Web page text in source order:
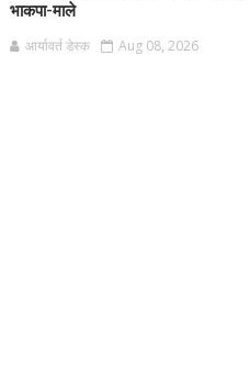
भाकपा-माले
आर्यावर्त डेस्क Aug 08, 2026